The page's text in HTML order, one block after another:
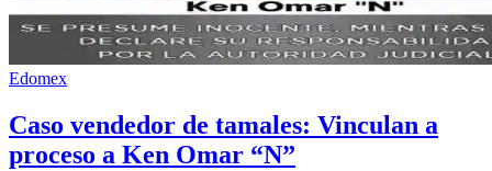
Edomex
Caso vendedor de tamales: Vinculan a
proceso a Ken Omar “N”